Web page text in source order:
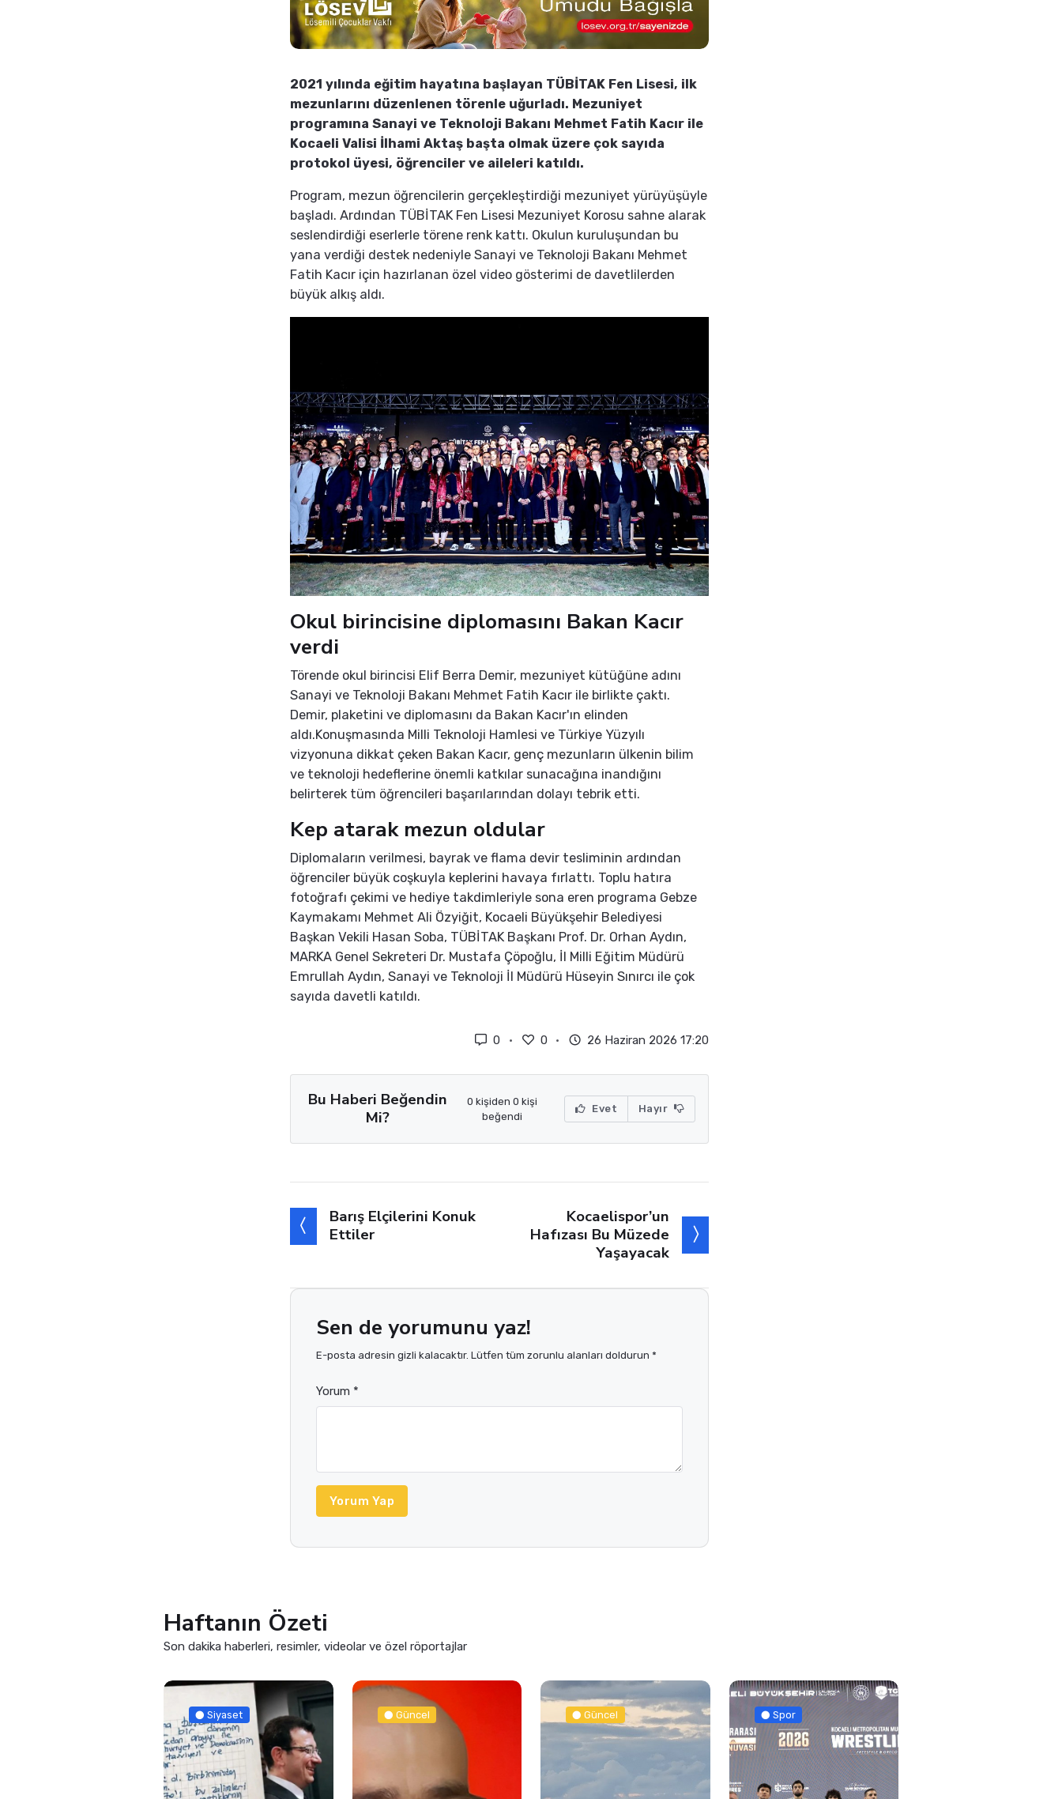
2021 yılında eğitim hayatına başlayan TÜBİTAK Fen Lisesi, ilk
mezunlarını düzenlenen törenle uğurladı. Mezuniyet
programına Sanayi ve Teknoloji Bakanı Mehmet Fatih Kacır ile
Kocaeli Valisi İlhami Aktaş başta olmak üzere çok sayıda
protokol üyesi, öğrenciler ve aileleri katıldı.
Program, mezun öğrencilerin gerçekleştirdiği mezuniyet yürüyüşüyle
başladı. Ardından TÜBİTAK Fen Lisesi Mezuniyet Korosu sahne alarak
seslendirdiği eserlerle törene renk kattı. Okulun kuruluşundan bu
yana verdiği destek nedeniyle Sanayi ve Teknoloji Bakanı Mehmet
Fatih Kacır için hazırlanan özel video gösterimi de davetlilerden
büyük alkış aldı.
Okul birincisine diplomasını Bakan Kacır
verdi
Törende okul birincisi Elif Berra Demir, mezuniyet kütüğüne adını
Sanayi ve Teknoloji Bakanı Mehmet Fatih Kacır ile birlikte çaktı.
Demir, plaketini ve diplomasını da Bakan Kacır'ın elinden
aldı.Konuşmasında Milli Teknoloji Hamlesi ve Türkiye Yüzyılı
vizyonuna dikkat çeken Bakan Kacır, genç mezunların ülkenin bilim
ve teknoloji hedeflerine önemli katkılar sunacağına inandığını
belirterek tüm öğrencileri başarılarından dolayı tebrik etti.
Kep atarak mezun oldular
Diplomaların verilmesi, bayrak ve flama devir tesliminin ardından
öğrenciler büyük coşkuyla keplerini havaya fırlattı. Toplu hatıra
fotoğrafı çekimi ve hediye takdimleriyle sona eren programa Gebze
Kaymakamı Mehmet Ali Özyiğit, Kocaeli Büyükşehir Belediyesi
Başkan Vekili Hasan Soba, TÜBİTAK Başkanı Prof. Dr. Orhan Aydın,
MARKA Genel Sekreteri Dr. Mustafa Çöpoğlu, İl Milli Eğitim Müdürü
Emrullah Aydın, Sanayi ve Teknoloji İl Müdürü Hüseyin Sınırcı ile çok
sayıda davetli katıldı.
0 0 26 Haziran 2026 17:20
Bu Haberi Beğendin
Mi?
0 kişiden 0 kişi
beğendi
Evet Hayır
Barış Elçilerini Konuk
Ettiler
Kocaelispor’un
Hafızası Bu Müzede
Yaşayacak
Sen de yorumunu yaz!
E-posta adresin gizli kalacaktır. Lütfen tüm zorunlu alanları doldurun *
Yorum *
Yorum Yap
Haftanın Özeti
Son dakika haberleri, resimler, videolar ve özel röportajlar
Siyaset Güncel Güncel Spor